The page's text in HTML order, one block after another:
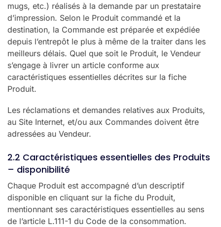
mugs, etc.) réalisés à la demande par un prestataire
d’impression. Selon le Produit commandé et la
destination, la Commande est préparée et expédiée
depuis l’entrepôt le plus à même de la traiter dans les
meilleurs délais. Quel que soit le Produit, le Vendeur
s’engage à livrer un article conforme aux
caractéristiques essentielles décrites sur la fiche
Produit.
Les réclamations et demandes relatives aux Produits,
au Site Internet, et/ou aux Commandes doivent être
adressées au Vendeur.
2.2 Caractéristiques essentielles des Produits
– disponibilité
Chaque Produit est accompagné d’un descriptif
disponible en cliquant sur la fiche du Produit,
mentionnant ses caractéristiques essentielles au sens
de l’article L.111-1 du Code de la consommation.